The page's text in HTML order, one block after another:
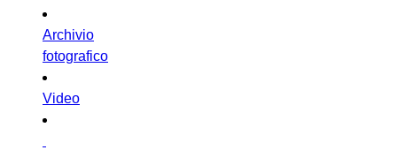
Archivio
fotografico
Video